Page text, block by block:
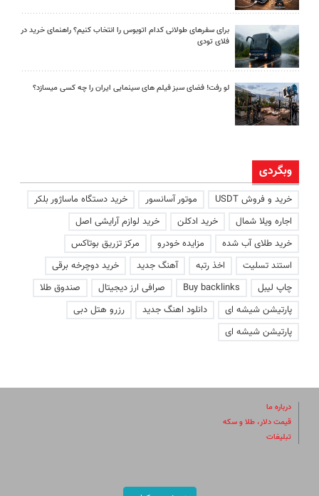
برای سفرهای طولانی کدام اتوبوس را انتخاب کنیم؟ راهنمای خرید در
فلای تودی
لو رفت! فضای سبز فیلم های سینمایی ایران را چه کسی میسازد؟
وبگردی
خرید و فروش USDT موتور آسانسور
خرید دستگاه ماساژور بلکر
اجاره ویلا شمال
خرید ادکلن
خرید لوازم آرایشی اصل
خرید طلای آب شده
مزایده خودرو
مرکز تزریق بوتاکس
استند تسلیت
اخذ رتبه آهنگ جدید
خرید دوچرخه برقی
چاپ لیبل
Buy backlinks صرافی ارز دیجیتال
صندوق طلا
پارتیشن شیشه ای
دانلود اهنگ جدید
رزرو هتل دبی
پارتیشن شیشه ای
درباره ما
قیمت دلار، طلا و سکه
تبلیغات